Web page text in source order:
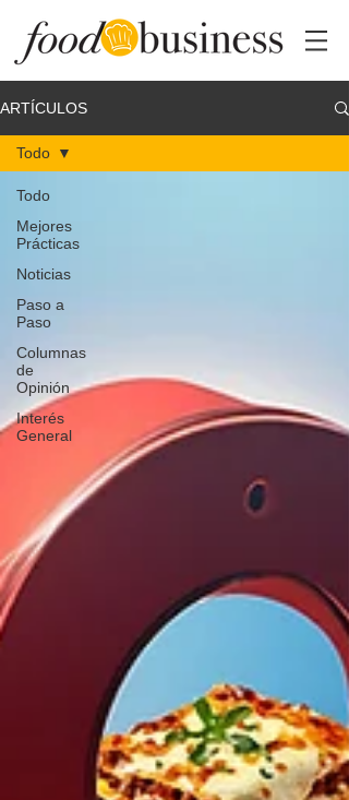
ARTÍCULOS
Todo
Mejores
Prácticas
Noticias
Paso a
Paso
Columnas
de
Opinión
Interés
General
Todo